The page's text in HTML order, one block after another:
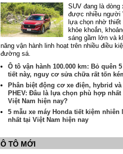
SUV đang là dòng
được nhiều người
lựa chọn nhờ thiết
khỏe khoắn,
sáng gầm lớn và
năng vận hành linh hoạt trên nhiều điều
đường sá.
Ô tô vận hành 100.000 km: Bỏ quên
tiết này, nguy cơ sửa chữa rất tốn
Phân biệt động cơ xe điện, hybrid và
PHEV: Đâu là lựa chọn phù hợp nhất
Việt Nam hiện nay?
5 mẫu xe máy Honda tiết kiệm nhiên
nhất tại Việt Nam hiện nay
Ô TÔ MỚI